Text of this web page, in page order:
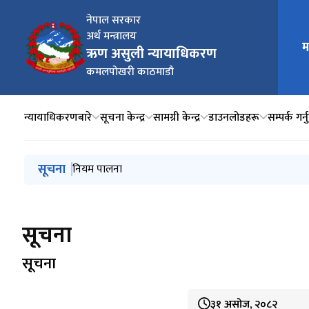
नेपाल सरकार
अर्थ मन्त्रालय
ऋण असुली न्यायाधिकरण
कमलपोखरी काठमाडौ
मुख्य
न्यायाधिकरणबारे सूचना केन्द्र सामग्री केन्द्र डाउनलोडहरू सम्पर्क
मुख्य नेभिगेसनमा जानुहोस्
सूचना नियम पालना
सूचना
सूचना
३१ असोज, २०८२